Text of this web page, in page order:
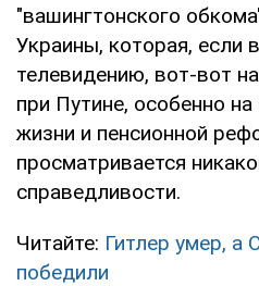
"вашингтонского
Украины, которая, если
телевидению, вот-вот
при Путине, особенно
жизни и пенсионной
просматривается
справедливости.
Читайте: Гитлер умер, а
победили